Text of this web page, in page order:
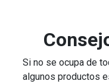
Si no se ocupa de
algunos productos